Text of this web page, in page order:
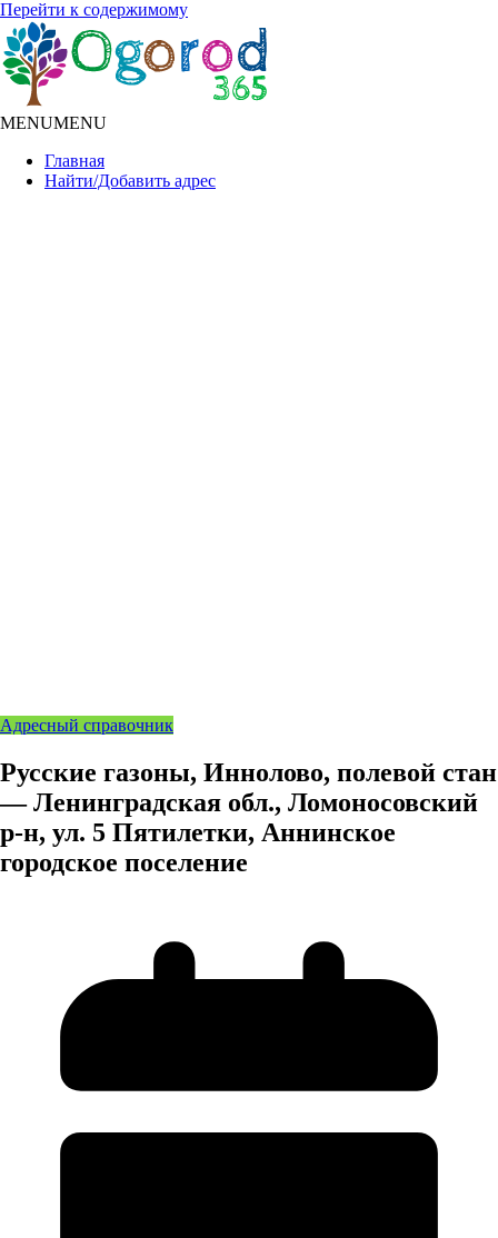
Перейти к содержимому
MENUMENU
Главная
Найти/Добавить адрес
Адресный справочник
Русские газоны, Иннолово, полевой стан
— Ленинградская обл., Ломоносовский
р-н, ул. 5 Пятилетки, Аннинское
городское поселение